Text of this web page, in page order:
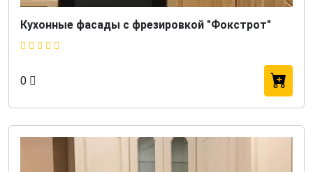
Кухонные фасады с фрезировкой "Фокстрот"
0